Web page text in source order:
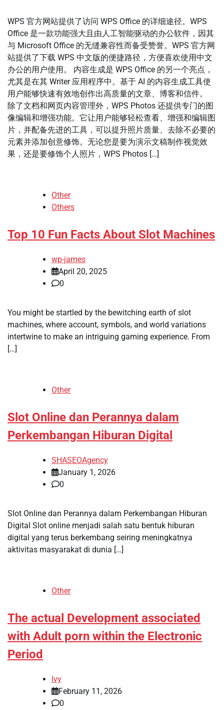
WPS 官方网站提供了访问 WPS Office 的详细途径。WPS
Office 是一款功能强大且由人工智能驱动的办公软件，因其
与 Microsoft Office 的无缝兼容性而备受赞誉。WPS 官方网
站提供了下载 WPS 中文版的便捷路径，方便喜欢使用中文
办公的用户使用。 内容生成是 WPS Office 的另一个亮点，
尤其是在其 Writer 应用程序中。基于 AI 的内容生成工具使
用户能够快速有效地创作出高质量的文章、博客和信件。
除了文档和网页内容管理外，WPS Photos 还提供专门的图
像编辑和增强功能。它让用户能够轻松查看、增强和编辑图
片，并配备先进的工具，可以提升照片质量、去除不必要的
元素并添加创意修饰。无论您是要为演示文稿制作视觉效
果，还是要修饰个人照片，WPS Photos […]
Other
Others
Top 10 Fun Facts About Slot Machines
wp-james
April 20, 2025
0
You might be startled by the bewitching earth of slot
machines, where account, symbols, and world variations
intertwine to make an intriguing gaming experience. From
[…]
Other
Slot Online dan Perannya dalam
Perkembangan Hiburan Digital
SHASEOAgency
January 1, 2026
0
Slot Online dan Perannya dalam Perkembangan Hiburan
Digital Slot online menjadi salah satu bentuk hiburan
digital yang terus berkembang seiring meningkatnya
aktivitas masyarakat di dunia […]
Other
The actual Development associated
with Adult porn within the Electronic
Period
Ivy
February 11, 2026
0